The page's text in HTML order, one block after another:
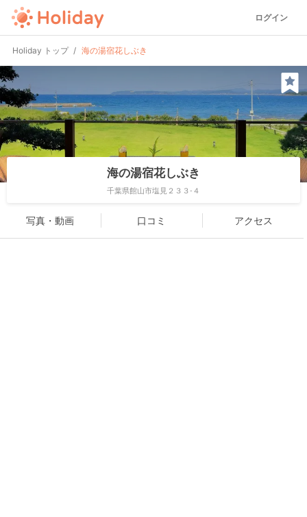
ログイン
Holiday トップ 海の湯宿花しぶき
海の湯宿花しぶき
千葉県館山市塩見２３３-４
写真・動画 口コミ アクセス